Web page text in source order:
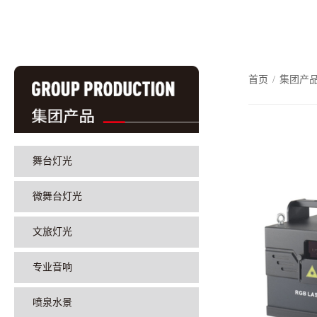
舞台灯光
微舞台灯光
文旅灯光
专业音响
喷泉水景
首页 / 集团产